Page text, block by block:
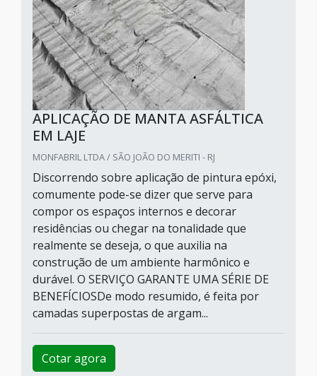
APLICAÇÃO DE MANTA ASFÁLTICA
EM LAJE
MONFABRIL LTDA / SÃO JOÃO DO MERITI - RJ
Discorrendo sobre aplicação de pintura epóxi,
comumente pode-se dizer que serve para
compor os espaços internos e decorar
residências ou chegar na tonalidade que
realmente se deseja, o que auxilia na
construção de um ambiente harmônico e
durável. O SERVIÇO GARANTE UMA SÉRIE DE
BENEFÍCIOSDe modo resumido, é feita por
camadas superpostas de argam...
Cotar agora